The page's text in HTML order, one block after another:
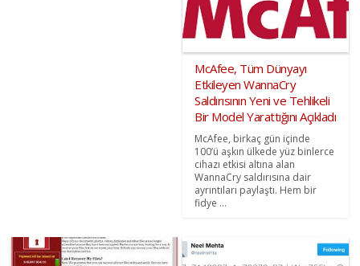
McAfee, Tüm Dünyayı
Etkileyen WannaCry
Saldırısının Yeni ve Tehlikeli
Bir Model Yarattığını Açıkladı
McAfee, birkaç gün içinde
100’ü aşkın ülkede yüz binlerce
cihazı etkisi altına alan
WannaCry saldırısına dair
ayrıntıları paylaştı. Hem bir
fidye ...